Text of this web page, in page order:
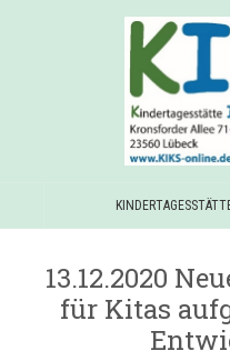
13.12.2020
für Kitas